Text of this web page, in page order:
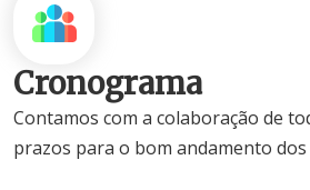
Cronograma
Contamos com a colaboração de
prazos para o bom andamento dos